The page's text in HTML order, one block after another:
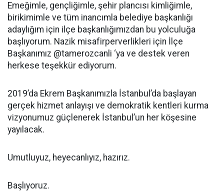
Emeğimle, gençliğimle, şehir plancısı kimliğimle,
birikimimle ve tüm inancımla belediye başkanlığı
adaylığım için ilçe başkanlığımızdan bu yolculuğa
başlıyorum. Nazik misafirperverlikleri için İlçe
Başkanımız @tamerozcanli ‘ya ve destek veren
herkese teşekkür ediyorum.
2019’da Ekrem Başkanımızla İstanbul’da başlayan
gerçek hizmet anlayışı ve demokratik kentleri kurma
vizyonumuz güçlenerek İstanbul’un her köşesine
yayılacak.
Umutluyuz, heyecanlıyız, hazırız.
Başlıyoruz.